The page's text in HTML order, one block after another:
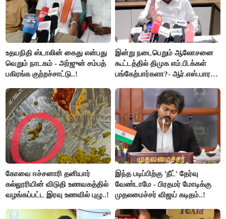
உதயநிதி ஸ்டாலின் கைது என்பது
வெறும் நாடகம் - அர்ஜுன் சம்பத்
பகிரங்க குற்றச்சாட்டு..!
இன்று நடைபெறும் ஆலோசனை
கூட்டத்தில் திமுக எம்.பி.க்கள்
பங்கேற்பார்களா?- ஆர்.எஸ்.பாரதி
கோவை ஈச்சனாரி தனியார்
கல்லூரியின் விடுதி உணவகத்தில்
வழங்கப்பட்ட இரவு உணவில் புழு..!
இந்த படிப்பிற்கு 'நீட்' தேர்வு
வேண்டாமே - பிரதமர் மோடிக்கு
முதலமைச்சர் விஜய் கடிதம்..!